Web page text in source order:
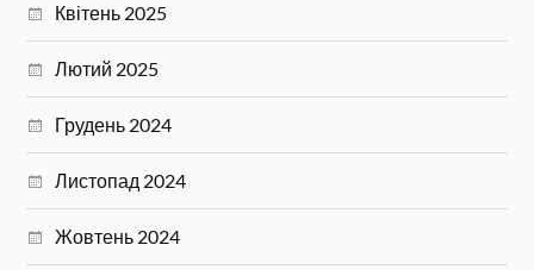
Квітень 2025
Лютий 2025
Грудень 2024
Листопад 2024
Жовтень 2024